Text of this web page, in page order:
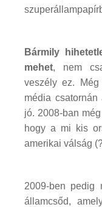
Bármily
mehet, nem
veszély ez.
média
jó. 2008-ban
hogy a mi kis
amerikai válság
2009-ben pedig
államcsőd,